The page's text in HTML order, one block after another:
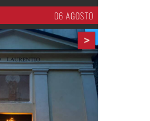
06 AGOSTO
>